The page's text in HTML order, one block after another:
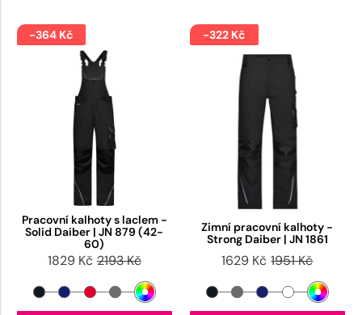
-364 Kč
Pracovní kalhoty s laclem -
Solid Daiber | JN 879 (42-
60)
1829 Kč 2193 Kč
-322 Kč
Zimní pracovní kalhoty -
Strong Daiber | JN 1861
1629 Kč 1951 Kč